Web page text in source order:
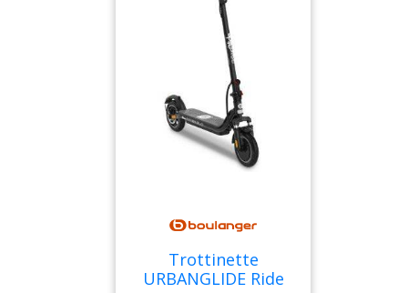
Trottinette
URBANGLIDE Ride